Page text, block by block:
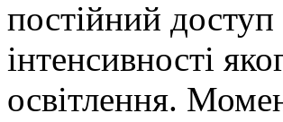
постійний доступ
інтенсивності
освітлення.